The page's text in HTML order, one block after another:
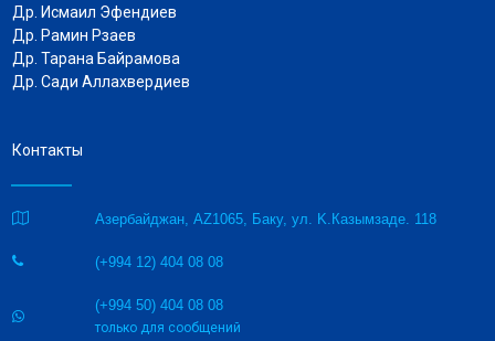
Др. Исмаил Эфендиев
Др. Рамин Рзаев
Др. Тарана Байрамова
Др. Сади Аллахвердиев
Контакты
 Азербайджан, AZ1065, Баку, ул. K.Казымзаде. 118
 (+994 12) 404 08 08

(+994 50) 404 08 08
только для сообщений